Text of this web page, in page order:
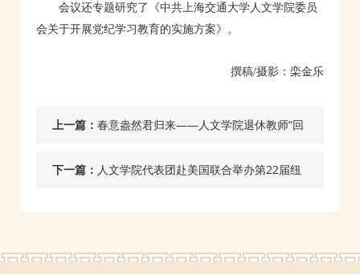
会议还专题研究了《中共上海交通大学人文学院委员
会关于开展党纪学习教育的实施方案》。
撰稿/摄影：栾金乐
上一篇： 春意盎然君归来——人文学院退休教师“回
娘家”活动顺利举办
下一篇： 人文学院代表团赴美国联合举办第22届纽